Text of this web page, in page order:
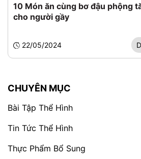
10 Món ăn cùng bơ đậu phộng
cho người gầy
22/05/2024
CHUYÊN MỤC
Bài Tập Thể Hình
Tin Tức Thể Hình
Thực Phẩm Bổ Sung